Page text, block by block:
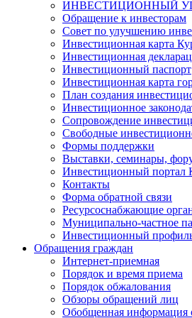
ИНВЕСТИЦИОННЫЙ
Обращение к инвесторам
Совет по улучшению
Инвестиционная карта
Инвестиционная
Инвестиционный паспорт
Инвестиционная карта
План создания
Инвестиционное
Сопровождение
Свободные
Формы поддержки
Выставки, семинары,
Инвестиционный портал
Контакты
Форма обратной связи
Ресурсоснабжающие
Муниципально-частное
Инвестиционный
Обращения граждан
Интернет-приемная
Порядок и время приема
Порядок обжалования
Обзоры обращений лиц
Обобщенная информация